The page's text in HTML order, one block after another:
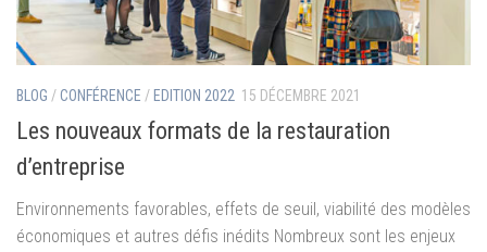
BLOG /CONFÉRENCE / EDITION 2022 15 DÉCEMBRE 2021
Les nouveaux formats de la restauration
d’entreprise
Environnements favorables, effets de seuil, viabilité des modèles
économiques et autres défis inédits Nombreux sont les enjeux